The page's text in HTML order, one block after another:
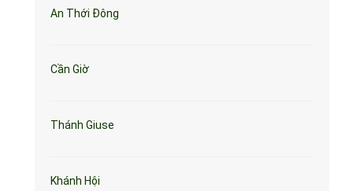
An Thới Đông
Cần Giờ
Thánh Giuse
Khánh Hội